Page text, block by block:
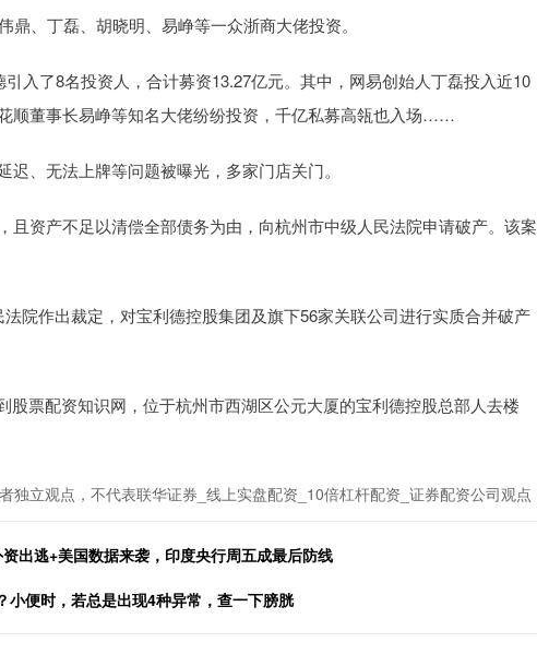
、丁磊、胡晓明、易峥等一众浙商大佬投资。
了8名投资人，合计募资13.27亿元。其中，网易创始人丁磊投入近10
顺董事长易峥等知名大佬纷纷投资，千亿私募高瓴也入场……
、无法上牌等问题被曝光，多家门店关门。
资产不足以清偿全部债务为由，向杭州市中级人民法院申请破产。该案
作出裁定，对宝利德控股集团及旗下56家关联公司进行实质合并破产
票配资知识网，位于杭州市西湖区公元大厦的宝利德控股总部人去楼
独立观点，不代表联华证券_线上实盘配资_10倍杠杆配资_证券配资公司观点
出逃+美国数据来袭，印度央行周五成最后防线
便时，若总是出现4种异常，查一下膀胱